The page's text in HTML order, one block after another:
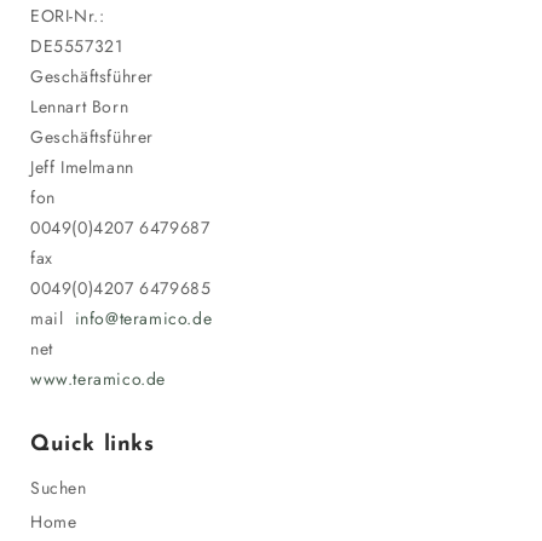
EORI-Nr.:
DE5557321
Geschäftsführer
Lennart Born
Geschäftsführer
Jeff Imelmann
fon
0049(0)4207 6479687
fax
0049(0)4207 6479685
mail info@teramico.de
net
www.teramico.de
Quick links
Suchen
Home